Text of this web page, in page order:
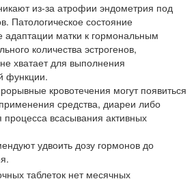
из-за атрофии эндометрия под
Патологическое состояние
адаптации матки к гормональным
количества эстрогенов,
хватает для выполнения
функции.
кровотечения могут появиться
средства, диареи либо
всасывания активных
удвоить дозу гормонов до